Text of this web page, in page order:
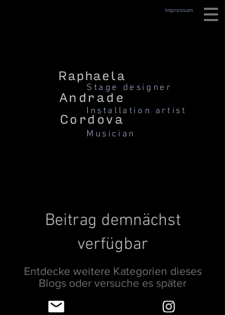
Impressum
Raphaela
Andrade
Cordova
Stage designer
Installation artist
Musician
Beitrag demnächst
verfügbar
Entdecke weitere Kategorien dieses
Blogs oder versuche es später